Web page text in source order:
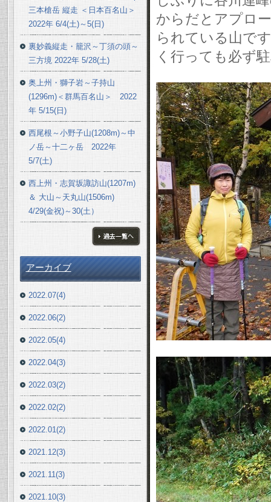
からだとアプロ
られている山で
く行っても必ず
三本槍岳 縦走 ＜日本百名山＞
2022年 6/4(土)～5(日)
裏妙義縦走・籠沢～丁須の頭～
三方境 2022年 5/28(土)
奥上州・獅子岩～子持山
(1296m)＜群馬百名山＞ 2022
年 5/15(日)
西尾根～小野子山(1208m)～中
ノ岳～十二ヶ岳 2022年
5/7(土)
西上州・志賀坂諏訪山(1207m)
＆ 大山～天丸山(1506m)
4/29(金祝)～30(土）
アーカイブ
2022.07(4)
2022.06(2)
2022.05(4)
2022.04(3)
2022.03(2)
2022.02(2)
2022.01(2)
2021.12(3)
2021.11(3)
2021.10(3)